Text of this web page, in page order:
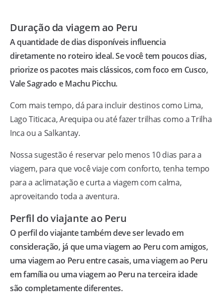
Duração da viagem ao Peru
A quantidade de dias disponíveis influencia
diretamente no roteiro ideal. Se você tem poucos dias,
priorize os pacotes mais clássicos, com foco em Cusco,
Vale Sagrado e Machu Picchu.
Com mais tempo, dá para incluir destinos como Lima,
Lago Titicaca, Arequipa ou até fazer trilhas como a Trilha
Inca ou a Salkantay.
Nossa sugestão é reservar pelo menos 10 dias para a
viagem, para que você viaje com conforto, tenha tempo
para a aclimatação e curta a viagem com calma,
aproveitando toda a aventura.
Perfil do viajante ao Peru
O perfil do viajante também deve ser levado em
consideração, já que uma viagem ao Peru com amigos,
uma viagem ao Peru entre casais, uma viagem ao Peru
em família ou uma viagem ao Peru na terceira idade
são completamente diferentes.